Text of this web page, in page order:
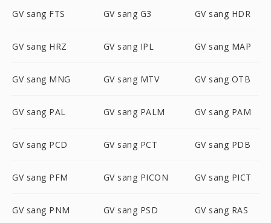
GV sang FTS GV sang G3 GV sang HDR
GV sang HRZ GV sang IPL GV sang MAP
GV sang MNG GV sang MTV GV sang OTB
GV sang PAL GV sang PALM GV sang PAM
GV sang PCD GV sang PCT GV sang PDB
GV sang PFM GV sang PICON GV sang PICT
GV sang PNM GV sang PSD GV sang RAS